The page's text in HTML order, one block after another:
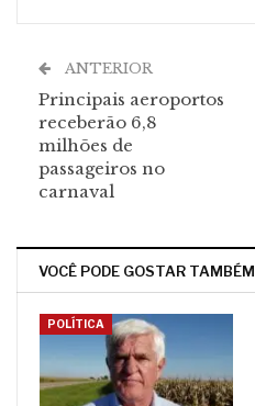
ANTERIOR
Principais aeroportos
receberão 6,8
milhões de
passageiros no
carnaval
VOCÊ PODE GOSTAR TAMBÉM
POLÍTICA